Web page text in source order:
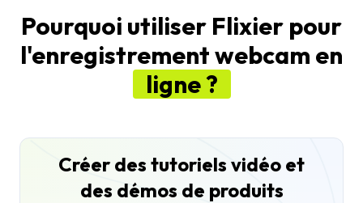
Pourquoi utiliser Flixier pour
l'enregistrement webcam en
ligne ?
Créer des tutoriels vidéo et
des démos de produits